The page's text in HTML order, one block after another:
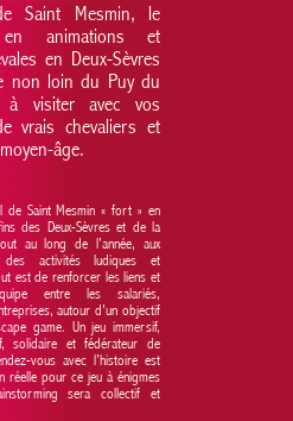
Saint Mesmin, le
en animations et
en Deux-Sèvres
non loin du Puy du
à visiter avec vos
vrais chevaliers et
âge.
de Saint Mesmin « fort » en
des Deux-Sèvres et de la
au long de l’année, aux
des activités ludiques et
est de renforcer les liens et
entre les salariés,
autour d'un objectif
game. Un jeu immersif,
solidaire et fédérateur de
vous avec l’histoire est
réelle pour ce jeu à énigmes
sera collectif et